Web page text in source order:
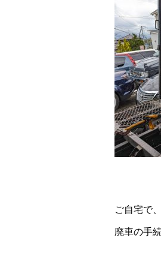
ご自宅で
廃車の手